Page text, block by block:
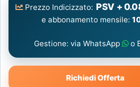
Prezzo Indicizzato: PSV +
e abbonamento mensile:
Gestione: via WhatsApp o
Richiedi Offerta